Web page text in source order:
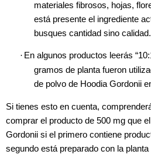
materiales fibrosos, hojas,
está presente el ingrediente
busques cantidad sino calidad.
· En algunos productos leerás
gramos de planta fueron
de polvo de Hoodia Gordonii
Si tienes esto en cuenta,
comprar el producto de 500 mg que
Gordonii si el primero contiene
segundo está preparado con la planta